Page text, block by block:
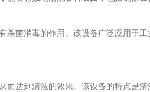
菌消毒的作用。该设备广泛应用于
达到清洗的效果。该设备的特点是